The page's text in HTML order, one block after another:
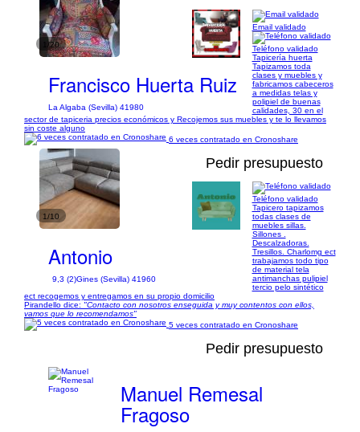
1/20
Francisco Huerta Ruiz
La Algaba (Sevilla) 41980
Email validado
Teléfono validado
Tapicería huerta
Tapizamos toda
clases y muebles y
fabricamos cabeceros
a medidas telas y
polipiel de buenas
calidades, 30 en el
sector de tapiceria precios económicos y Recojemos sus muebles y te lo llevamos
sin coste alguno
6 veces contratado en Cronoshare
1/10
Pedir presupuesto
Antonio
9,3 (2)Gines (Sevilla) 41960
Teléfono validado
Tapicero tapizamos
todas clases de
muebles sillas.
Sillones .
Descalzadoras.
Tresillos. Charlomg ect
trabajamos todo tipo
de material tela
antimanchas pulipiel
tercio pelo sintético
ect recogemos y entregamos en su propio domicilio
Pirandello dice: "Contacto con nosotros enseguida y muy contentos con ellos,
vamos que lo recomendamos"
5 veces contratado en Cronoshare
Pedir presupuesto
Manuel Remesal
Fragoso